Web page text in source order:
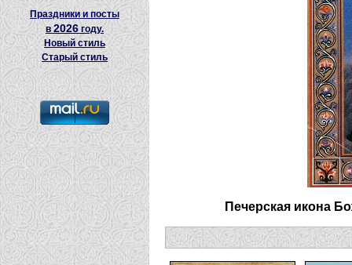
Праздники и посты
в2026 году.
Новый стиль
Старый стиль
Печерская икона